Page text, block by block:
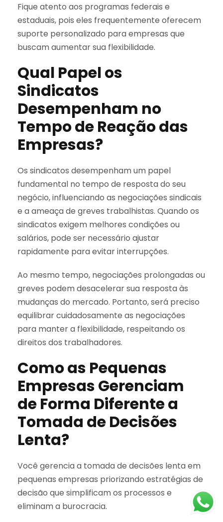
Fique atento aos programas federais e
estaduais, pois eles frequentemente oferecem
suporte personalizado para empresas que
buscam aumentar sua flexibilidade.
Qual Papel os
Sindicatos
Desempenham no
Tempo de Reação das
Empresas?
Os sindicatos desempenham um papel
fundamental no tempo de resposta do seu
negócio, influenciando as negociações sindicais
e a ameaça de greves trabalhistas. Quando os
sindicatos exigem melhores condições ou
salários, pode ser necessário ajustar
rapidamente para evitar interrupções.
Ao mesmo tempo, negociações prolongadas ou
greves podem desacelerar sua resposta às
mudanças do mercado. Portanto, será preciso
equilibrar cuidadosamente as negociações
para manter a flexibilidade, respeitando os
direitos dos trabalhadores.
Como as Pequenas
Empresas Gerenciam
de Forma Diferente a
Tomada de Decisões
Lenta?
Você gerencia a tomada de decisões lenta em
pequenas empresas priorizando estratégias de
decisão que simplificam os processos e
eliminam a burocracia.